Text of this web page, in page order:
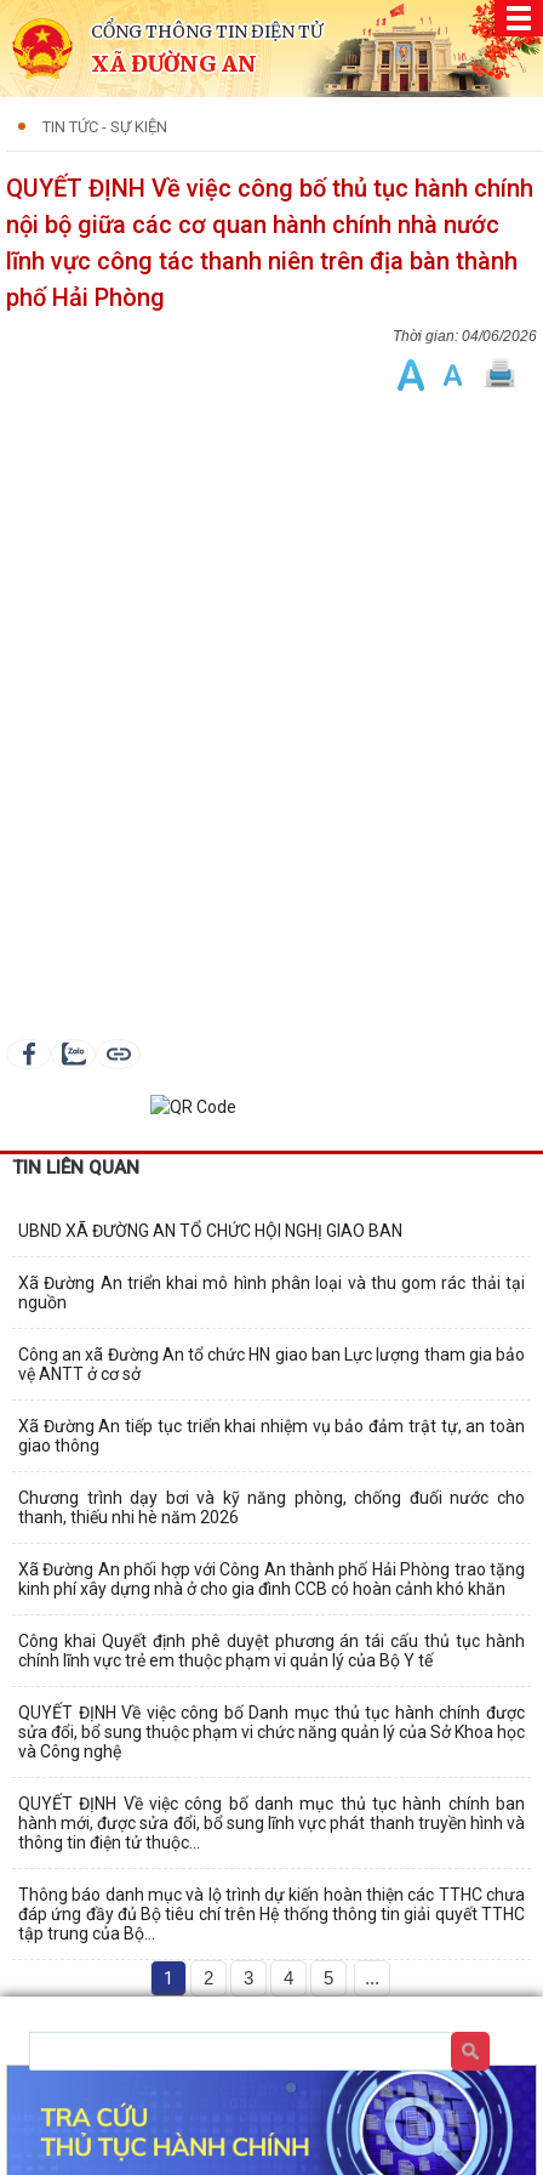
CỔNG THÔNG TIN ĐIỆN TỬ
XÃ ĐƯỜNG AN
TIN TỨC - SỰ KIỆN
QUYẾT ĐỊNH Về việc công bố thủ tục hành chính
nội bộ giữa các cơ quan hành chính nhà nước
lĩnh vực công tác thanh niên trên địa bàn thành
phố Hải Phòng
04/06/2026
TIN LIÊN QUAN
UBND XÃ ĐƯỜNG AN TỔ CHỨC HỘI NGHỊ GIAO BAN
Xã Đường An triển khai mô hình phân loại và thu gom rác thải tại
nguồn
Công an xã Đường An tổ chức HN giao ban Lực lượng tham gia bảo
vệ ANTT ở cơ sở
Xã Đường An tiếp tục triển khai nhiệm vụ bảo đảm trật tự, an toàn
giao thông
Chương trình dạy bơi và kỹ năng phòng, chống đuối nước cho
thanh, thiếu nhi hè năm 2026
Xã Đường An phối hợp với Công An thành phố Hải Phòng trao tặng
kinh phí xây dựng nhà ở cho gia đình CCB có hoàn cảnh khó khăn
Công khai Quyết định phê duyệt phương án tái cấu thủ tục hành
chính lĩnh vực trẻ em thuộc phạm vi quản lý của Bộ Y tế
QUYẾT ĐỊNH Về việc công bố Danh mục thủ tục hành chính được
sửa đổi, bổ sung thuộc phạm vi chức năng quản lý của Sở Khoa học
và Công nghệ
QUYẾT ĐỊNH Về việc công bố danh mục thủ tục hành chính ban
hành mới, được sửa đổi, bổ sung lĩnh vực phát thanh truyền hình và
thông tin điện tử thuộc...
Thông báo danh mục và lộ trình dự kiến hoàn thiện các TTHC chưa
đáp ứng đầy đủ Bộ tiêu chí trên Hệ thống thông tin giải quyết TTHC
tập trung của Bộ...
1 2 3 4 5 ...